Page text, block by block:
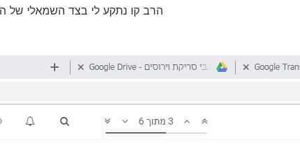
הרב קו נתקע לי בצד השמאלי של